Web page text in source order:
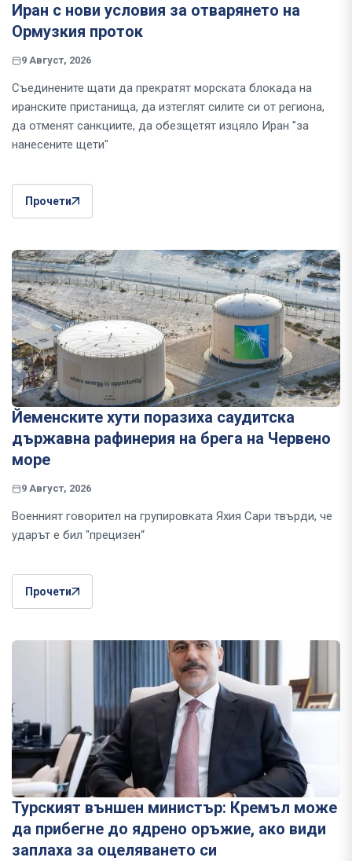
Иран с нови условия за отварянето на
Ормузкия проток
9 Август, 2026
Съединените щати да прекратят морската блокада на
иранските пристанища, да изтеглят силите си от региона,
да отменят санкциите, да обезщетят изцяло Иран "за
нанесените щети"
Прочети
Йеменските хути поразиха саудитска
държавна рафинерия на брега на Червено
море
9 Август, 2026
Военният говорител на групировката Яхия Сари твърди, че
ударът е бил "прецизен“
Прочети
Турският външен министър: Кремъл може
да прибегне до ядрено оръжие, ако види
заплаха за оцеляването си